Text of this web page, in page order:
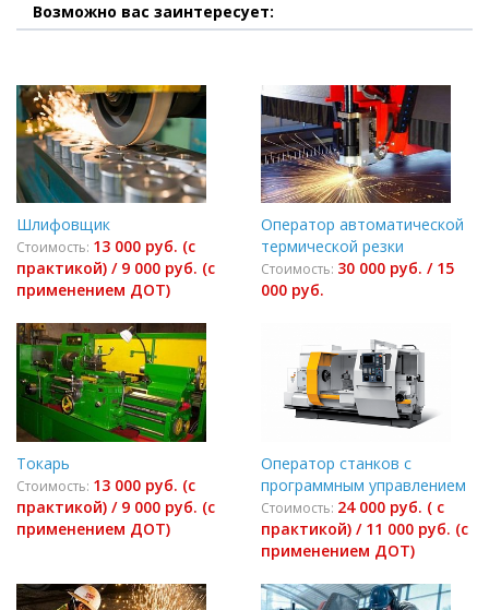
Возможно вас заинтересует:
Шлифовщик
Стоимость: 13 000 руб. (с
практикой) / 9 000 руб. (с
применением ДОТ)
Оператор автоматической
термической резки
Стоимость: 30 000 руб. / 15
000 руб.
Токарь
Стоимость: 13 000 руб. (с
практикой) / 9 000 руб. (с
применением ДОТ)
Оператор станков с
программным управлением
Стоимость: 24 000 руб. ( с
практикой) / 11 000 руб. (с
применением ДОТ)